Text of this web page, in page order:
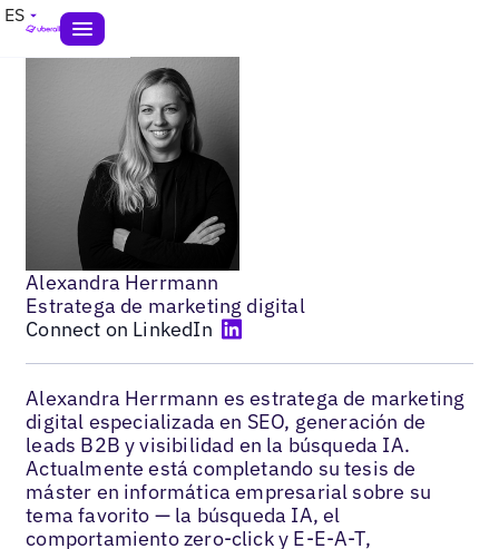
ES
Alexandra Herrmann
Estratega de marketing digital
Connect on LinkedIn
Alexandra Herrmann es estratega de marketing
digital especializada en SEO, generación de
leads B2B y visibilidad en la búsqueda IA.
Actualmente está completando su tesis de
máster en informática empresarial sobre su
tema favorito — la búsqueda IA, el
comportamiento zero-click y E-E-A-T,